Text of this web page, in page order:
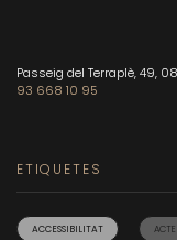
Passeig del Terraplè, 49,
93 668 10 95
ETIQUETES
ACCESSIBILITAT ACTE